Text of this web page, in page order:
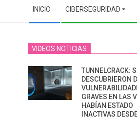
Navigation
Menu
INICIO CIBERSEGURIDAD
VIDEOS NOTICIAS
TUNNELCRACK:
DESCUBRIERON
GRAVES EN LAS
HABÍAN ESTADO
INACTIVAS